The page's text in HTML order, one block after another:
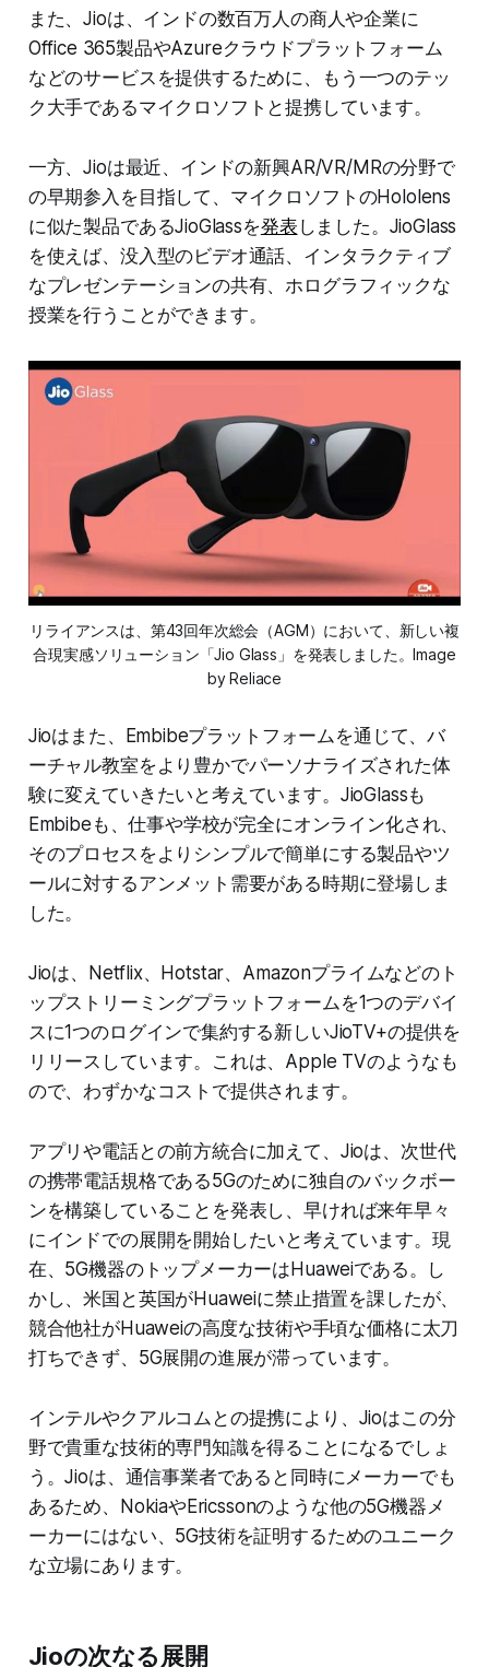
また、Jioは、インドの数百万人の商人や企業に
Office 365製品やAzureクラウドプラットフォーム
などのサービスを提供するために、もう一つのテッ
ク大手であるマイクロソフトと提携しています。
一方、Jioは最近、インドの新興AR/VR/MRの分野で
の早期参入を目指して、マイクロソフトのHololens
に似た製品であるJioGlassを発表 しました。JioGlass
を使えば、没入型のビデオ通話、インタラクティブ
なプレゼンテーションの共有、ホログラフィックな
授業を行うことができます。
リライアンスは、第43回年次総会（AGM）において、新しい複
合現実感ソリューション「Jio Glass」を発表しました。Image
by Reliace
Jioはまた、Embibeプラットフォームを通じて、バ
ーチャル教室をより豊かでパーソナライズされた体
験に変えていきたいと考えています。JioGlassも
Embibeも、仕事や学校が完全にオンライン化され、
そのプロセスをよりシンプルで簡単にする製品やツ
ールに対するアンメット需要がある時期に登場しま
した。
Jioは、Netflix、Hotstar、Amazonプライムなどのト
ップストリーミングプラットフォームを1つのデバイ
スに1つのログインで集約する新しいJioTV+の提供を
リリースしています。これは、Apple TVのようなも
ので、わずかなコストで提供されます。
アプリや電話との前方統合に加えて、Jioは、次世代
の携帯電話規格である5Gのために独自のバックボー
ンを構築していることを発表し、早ければ来年早々
にインドでの展開を開始したいと考えています。現
在、5G機器のトップメーカーはHuaweiである。し
かし、米国と英国がHuaweiに禁止措置を課したが、
競合他社がHuaweiの高度な技術や手頃な価格に太刀
打ちできず、5G展開の進展が滞っています。
インテルやクアルコムとの提携により、Jioはこの分
野で貴重な技術的専門知識を得ることになるでしょ
う。Jioは、通信事業者であると同時にメーカーでも
あるため、NokiaやEricssonのような他の5G機器メ
ーカーにはない、5G技術を証明するためのユニーク
な立場にあります。
Jioの次なる展開